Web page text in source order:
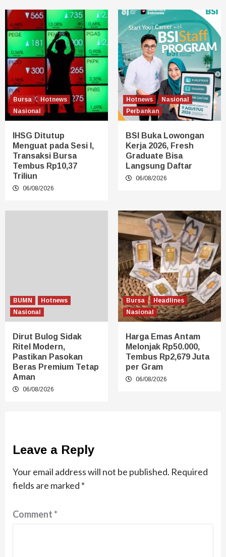
Bursa
Hotnews
Nasional
IHSG Ditutup
Menguat pada Sesi I,
Transaksi Bursa
Tembus Rp10,37
Triliun
06/08/2026
Hotnews
Nasional
Perbankan
BSI Buka Lowongan
Kerja 2026, Fresh
Graduate Bisa
Langsung Daftar
06/08/2026
BUMN
Hotnews
Nasional
Dirut Bulog Sidak
Ritel Modern,
Pastikan Pasokan
Beras Premium Tetap
Aman
06/08/2026
Bursa
Headlines
Nasional
Harga Emas Antam
Melonjak Rp50.000,
Tembus Rp2,679 Juta
per Gram
06/08/2026
Leave a Reply
Your email address will not be published. Required
fields are marked *
Comment*